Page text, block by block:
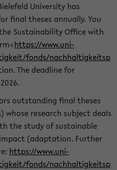
University has
final theses annually. You
Sustainability Office with
https://www.uni-
fonds/nachhaltigkeitsp
The deadline for
outstanding final theses
whose research subject deals
the study of sustainable
(adaptation. Further
https://www.uni-
fonds/nachhaltigkeitsp